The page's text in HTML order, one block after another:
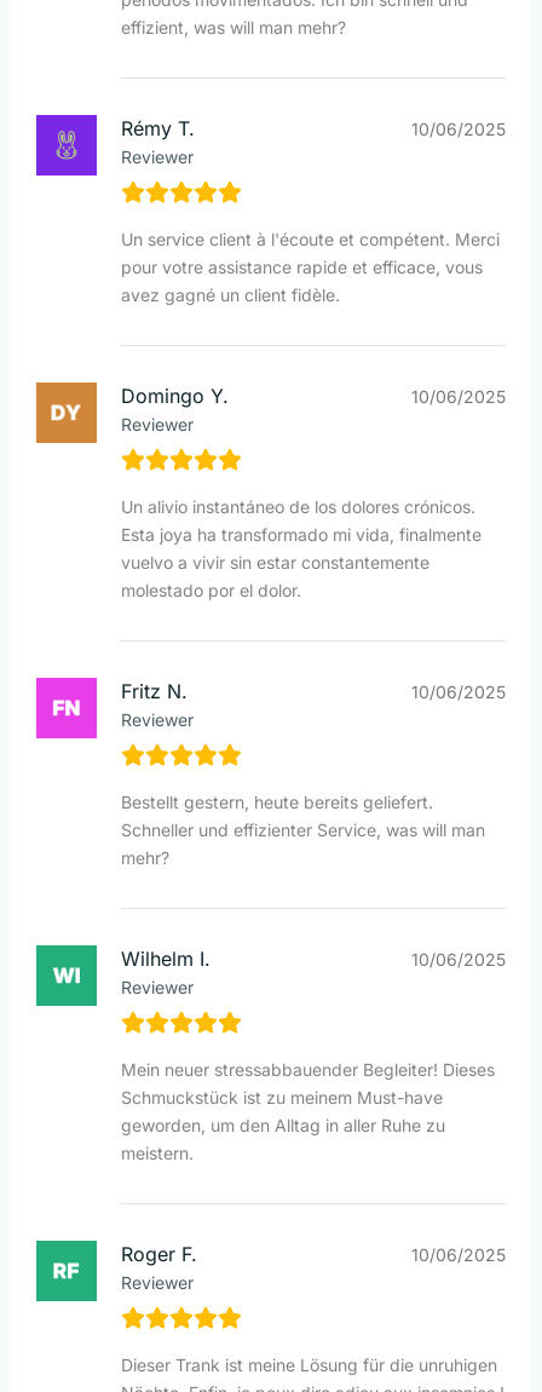
effizient, was will man mehr?
Rémy T.
Reviewer
10/06/2025
Un service client à l'écoute et compétent. Merci
pour votre assistance rapide et efficace, vous
avez gagné un client fidèle.
Domingo Y.
Reviewer
10/06/2025
Un alivio instantáneo de los dolores crónicos.
Esta joya ha transformado mi vida, finalmente
vuelvo a vivir sin estar constantemente
molestado por el dolor.
Fritz N.
Reviewer
10/06/2025
Bestellt gestern, heute bereits geliefert.
Schneller und effizienter Service, was will man
mehr?
Wilhelm I.
Reviewer
10/06/2025
Mein neuer stressabbauender Begleiter! Dieses
Schmuckstück ist zu meinem Must-have
geworden, um den Alltag in aller Ruhe zu
meistern.
Roger F.
Reviewer
10/06/2025
Dieser Trank ist meine Lösung für die unruhigen